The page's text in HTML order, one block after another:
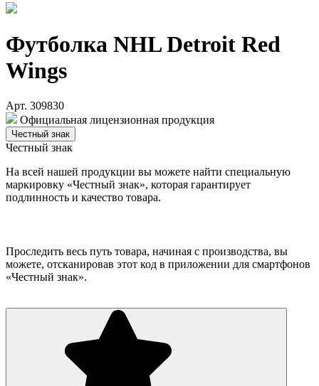
Футболка NHL Detroit Red
Wings
Арт. 309830
Официальная лицензионная продукция
Честный знак
Честный знак
На всей нашей продукции вы можете найти специальную
маркировку «Честный знак», которая гарантирует
подлинность и качество товара.
Проследить весь путь товара, начиная с производства, вы
можете, отсканировав этот код в приложении для смартфонов
«Честный знак».